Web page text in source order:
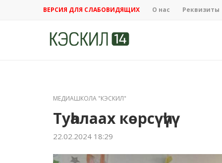
ВЕРСИЯ ДЛЯ СЛАБОВИДЯЩИХ О нас Реквизиты
МЕДИАШКОЛА "КЭСКИЛ"
Туһалаах көрсүһүү
22.02.2024 18:29